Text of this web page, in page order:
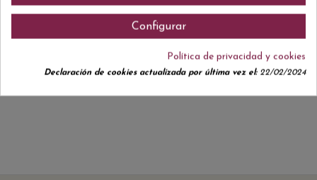
No hay reseñas de clientes en este momento.
Configurar
Política de privacidad y cookies
Declaración de cookies actualizada por última vez el:22/02/2024